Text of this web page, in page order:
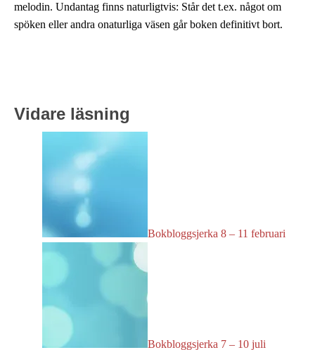
melodin. Undantag finns naturligtvis: Står det t.ex. något om
spöken eller andra onaturliga väsen går boken definitivt bort.
Vidare läsning
Bokbloggsjerka 8 – 11 februari
Bokbloggsjerka 7 – 10 juli